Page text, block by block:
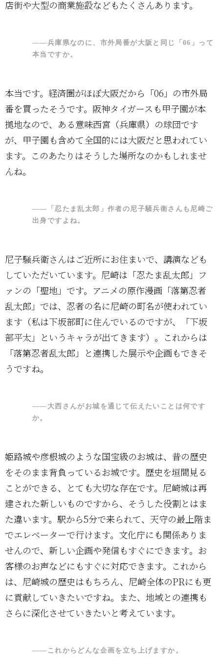
店街や大型の商業施設などもたくさんあります。
――兵庫県なのに、市外局番が大阪と同じ「06」って
本当ですか。
本当です。経済圏がほぼ大阪だから「06」の市外局
番を買ったそうです。阪神タイガースも甲子園が本
拠地なので、ある意味西宮（兵庫県）の球団です
が、甲子園も含めて全国的には大阪だと思われてい
ます。このあたりはそうした場所なのかもしれませ
んね。
――「忍たま乱太郎」作者の尼子騒兵衛さんも尼崎ご
出身ですよね。
尼子騒兵衛さんはご近所にお住まいで、講演なども
していただいています。尼崎は「忍たま乱太郎」フ
ァンの「聖地」です。アニメの原作漫画「落第忍者
乱太郎」では、忍者の名に尼崎の町名が使われてい
ます（私は下坂部町に住んでいるのですが、「下坂
部平太」というキャラが出てきます）。これからは
「落第忍者乱太郎」と連携した展示や企画もできそ
うですね。
――大西さんがお城を通じて伝えたいことは何です
か。
姫路城や彦根城のような国宝級のお城は、昔の歴史
をそのまま背負っているお城です。歴史を垣間見る
ことができる、とても大切な存在です。尼崎城は再
建された新しいものですから、そうした役割とはま
た違います。駅から5分で来られて、天守の最上階ま
でエレベーターで行けます。文化庁にも関係ありま
せんので、新しい企画や発信もすぐにできます。お
客様のお声などにもすぐに対応できます。これから
は、尼崎城の歴史はもちろん、尼崎全体のPRにも更
に貢献していきたいですね。また、地域との連携も
さらに深化させていきたいと考えています。
――これからどんな企画を立ち上げますか。